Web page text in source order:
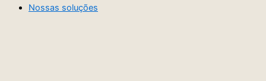
Nossas soluções